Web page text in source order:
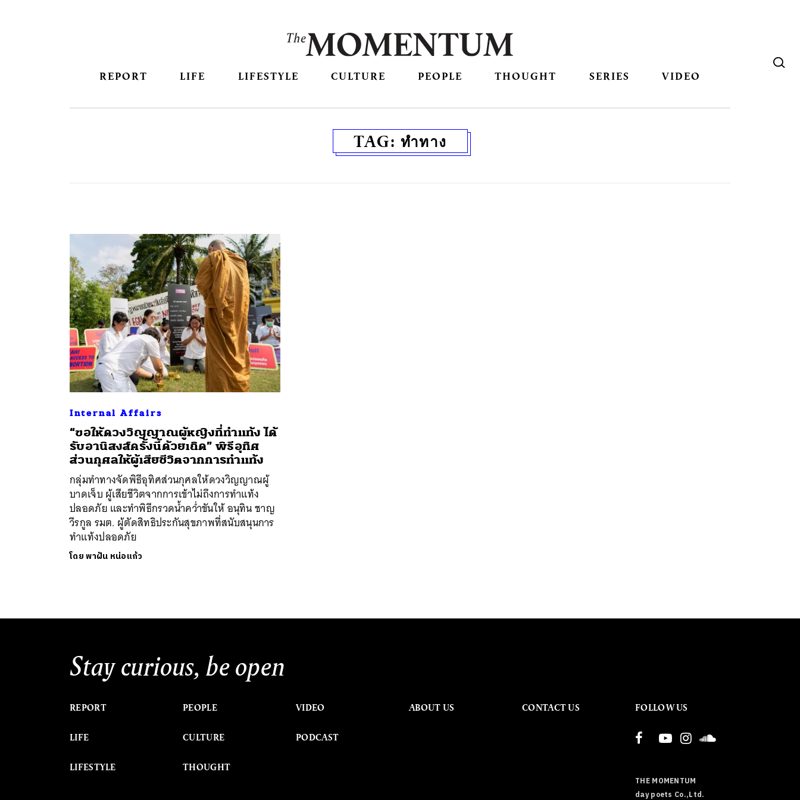
REPORT LIFE LIFESTYLE CULTURE PEOPLE THOUGHT SERIES VIDEO
TAG: ทำทาง
Internal Affairs
“ขอให้ดวงวิญญาณผู้หญิงที่ทำแท้ง ได้
รับอานิสงส์ครั้งนี้ด้วยเถิด” พิธีอุทิศ
ส่วนกุศลให้ผู้เสียชีวิตจากการทำแท้ง
กลุ่มทำทางจัดพิธีอุทิศส่วนกุศลให้ดวงวิญญาณผู้
บาดเจ็บ ผู้เสียชีวิตจากการเข้าไม่ถึงการทำแท้ง
ปลอดภัย และทำพิธีกรวดน้ำคว่ำขันให้ อนุทิน ชาญ
วีรกูล รมต. ผู้ตัดสิทธิประกันสุขภาพที่สนับสนุนการ
ทำแท้งปลอดภัย
โดยพาฝัน หน่อแก้ว
Stay curious, be open
REPORT
LIFE
LIFESTYLE
PEOPLE
CULTURE
THOUGHT
VIDEO
PODCAST
ABOUT US CONTACT US FOLLOW US
THE MOMENTUM
day poets Co.,Ltd.